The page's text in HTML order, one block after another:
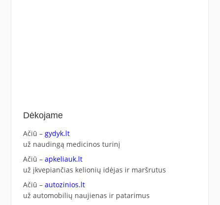
Dėkojame
Ačiū – gydyk.lt
už naudingą medicinos turinį
Ačiū – apkeliauk.lt
už įkvepiančias kelionių idėjas ir maršrutus
Ačiū – autozinios.lt
už automobilių naujienas ir patarimus